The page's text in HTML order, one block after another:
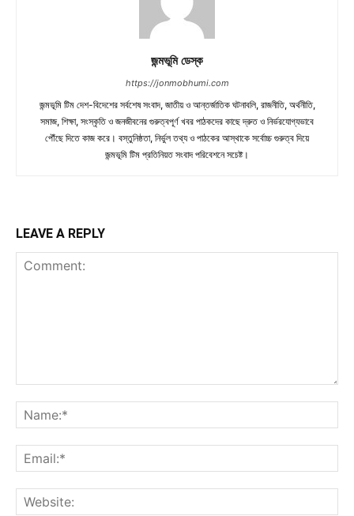
জন্মভূমি ডেস্ক
https://jonmobhumi.com
জন্মভূমি টিম দেশ-বিদেশের সর্বশেষ সংবাদ, জাতীয় ও আন্তর্জাতিক ঘটনাবলি, রাজনীতি, অর্থনীতি,
সমাজ, শিক্ষা, সংস্কৃতি ও জনজীবনের গুরুত্বপূর্ণ খবর পাঠকদের কাছে দ্রুত ও নির্ভরযোগ্যভাবে
পৌঁছে দিতে কাজ করে। বস্তুনিষ্ঠতা, নির্ভুল তথ্য ও পাঠকের আস্থাকে সর্বোচ্চ গুরুত্ব দিয়ে
জন্মভূমি টিম প্রতিনিয়ত সংবাদ পরিবেশনে সচেষ্ট।
LEAVE A REPLY